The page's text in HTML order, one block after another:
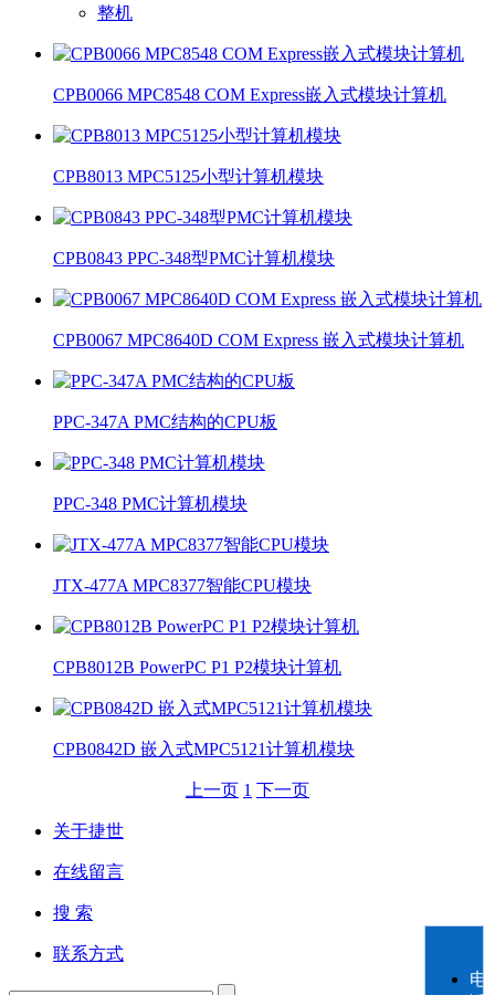
整机
CPB0066 MPC8548 COM Express嵌入式模块计算机
CPB8013 MPC5125小型计算机模块
CPB0843 PPC-348型PMC计算机模块
CPB0067 MPC8640D COM Express 嵌入式模块计算机
PPC-347A PMC结构的CPU板
PPC-348 PMC计算机模块
JTX-477A MPC8377智能CPU模块
CPB8012B PowerPC P1 P2模块计算机
CPB0842D 嵌入式MPC5121计算机模块
上一页 1 下一页
关于捷世
在线留言
搜 索
联系方式
电